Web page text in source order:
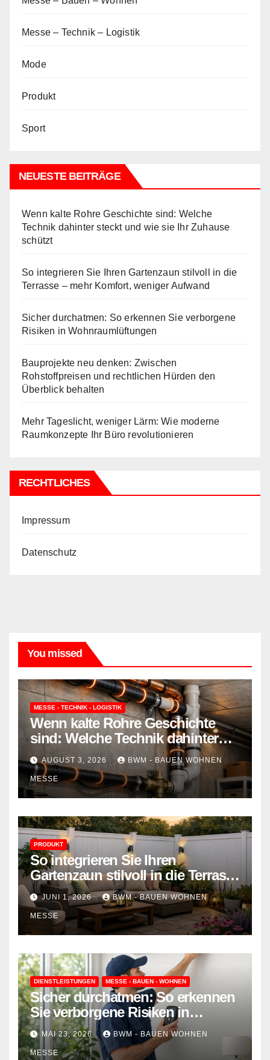
Messe – Technik – Logistik
Mode
Produkt
Sport
NEUESTE BEITRÄGE
Wenn kalte Rohre Geschichte sind: Welche
Technik dahinter steckt und wie sie Ihr Zuhause
schützt
So integrieren Sie Ihren Gartenzaun stilvoll in die
Terrasse – mehr Komfort, weniger Aufwand
Sicher durchatmen: So erkennen Sie verborgene
Risiken in Wohnraumlüftungen
Bauprojekte neu denken: Zwischen
Rohstoffpreisen und rechtlichen Hürden den
Überblick behalten
Mehr Tageslicht, weniger Lärm: Wie moderne
Raumkonzepte Ihr Büro revolutionieren
RECHTLICHES
Impressum
Datenschutz
You missed
MESSE - TECHNIK - LOGISTIK
Wenn kalte Rohre Geschichte
sind: Welche Technik dahinter
steckt und wie sie Ihr Zuhause
schützt
AUGUST 3, 2026 BWM - BAUEN WOHNEN
MESSE
PRODUKT
So integrieren Sie Ihren
Gartenzaun stilvoll in die Terrasse
– mehr Komfort, weniger
Aufwand
JUNI 1, 2026 BWM - BAUEN WOHNEN
MESSE
DIENSTLEISTUNGEN MESSE - BAUEN - WOHNEN
Sicher durchatmen: So erkennen
Sie verborgene Risiken in
Wohnraumlüftungen
MAI 23, 2026 BWM - BAUEN WOHNEN
MESSE